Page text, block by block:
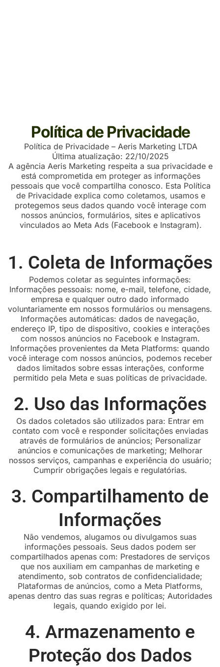
Política de Privacidade
Política de Privacidade – Aeris Marketing LTDA
Última atualização: 22/10/2025
A agência Aeris Marketing respeita a sua privacidade e
está comprometida em proteger as informações
pessoais que você compartilha conosco. Esta Política
de Privacidade explica como coletamos, usamos e
protegemos seus dados quando você interage com
nossos anúncios, formulários, sites e aplicativos
vinculados ao Meta Ads (Facebook e Instagram).
1. Coleta de Informações
Podemos coletar as seguintes informações:
Informações pessoais: nome, e-mail, telefone, cidade,
empresa e qualquer outro dado informado
voluntariamente em nossos formulários ou mensagens.
Informações automáticas: dados de navegação,
endereço IP, tipo de dispositivo, cookies e interações
com nossos anúncios no Facebook e Instagram.
Informações provenientes da Meta Platforms: quando
você interage com nossos anúncios, podemos receber
dados limitados sobre essas interações, conforme
permitido pela Meta e suas políticas de privacidade.
2. Uso das Informações
Os dados coletados são utilizados para: Entrar em
contato com você e responder solicitações enviadas
através de formulários de anúncios; Personalizar
anúncios e comunicações de marketing; Melhorar
nossos serviços, campanhas e experiência do usuário;
Cumprir obrigações legais e regulatórias.
3. Compartilhamento de
Informações
Não vendemos, alugamos ou divulgamos suas
informações pessoais. Seus dados podem ser
compartilhados apenas com: Prestadores de serviços
que nos auxiliam em campanhas de marketing e
atendimento, sob contratos de confidencialidade;
Plataformas de anúncios, como a Meta Platforms,
apenas dentro das suas regras e políticas; Autoridades
legais, quando exigido por lei.
4. Armazenamento e
Proteção dos Dados